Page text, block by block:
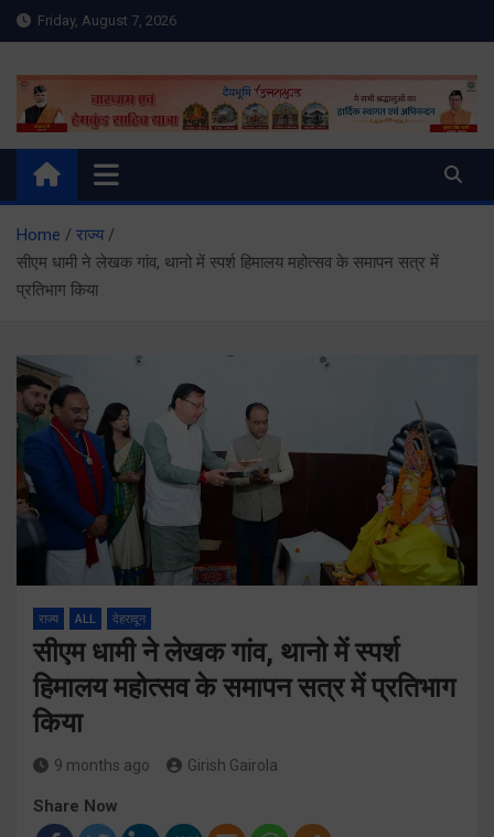
Skip
to
Friday, August 7, 2026
Meru Raibar | Uttarakhand
News | Uttarkashi News
meruraibar.com
Home
राज्य
सीएम धामी ने लेखक गांव, थानो में स्पर्श हिमालय महोत्सव के समापन सत्र में
प्रतिभाग किया
राज्य ALL देहरादून
सीएम धामी ने लेखक गांव, थानो में स्पर्श
हिमालय महोत्सव के समापन सत्र में प्रतिभाग
किया
9 months ago Girish Gairola
Share Now